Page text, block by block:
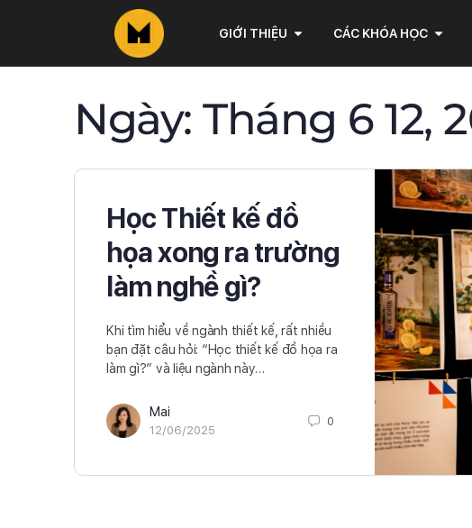
GIỚI THIỆU CÁC KHÓA HỌC
Ngày: Tháng 6 12,
Học Thiết kế đồ
họa xong ra trường
làm nghề gì?
Khi tìm hiểu về ngành thiết kế, rất nhiều
bạn đặt câu hỏi: “Học thiết kế đồ họa ra
làm gì?” và liệu ngành này…
Mai
12/06/2025
0